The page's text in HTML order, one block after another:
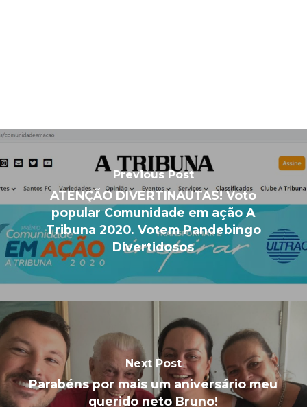
Previous Post
ATENÇÃO DIVERTINAUTAS! Voto
popular Comunidade em ação A
Tribuna 2020. Votem Pandebingo
Divertidosos
Next Post
Parabéns por mais um aniversário meu
querido neto Bruno!